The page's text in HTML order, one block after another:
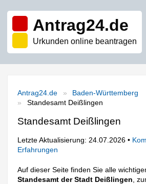
Antrag24.de
Urkunden online beantragen
Antrag24.de
Baden-Württemberg
Standesamt Deißlingen
Standesamt Deißlingen
Letzte Aktualisierung: 24.07.2026 •
Erfahrungen
Auf dieser Seite finden Sie alle
Standesamt der Stadt Deißlingen ,